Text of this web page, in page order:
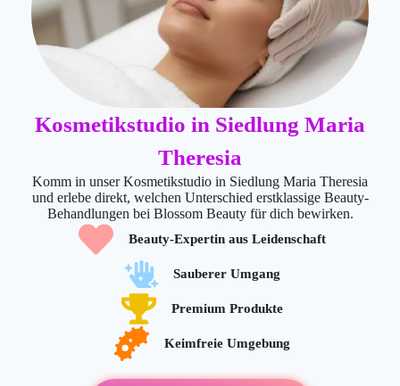
Kosmetikstudio in Siedlung Maria
Theresia
Komm in unser Kosmetikstudio in Siedlung Maria Theresia
und erlebe direkt, welchen Unterschied erstklassige Beauty-
Behandlungen bei Blossom Beauty für dich bewirken.
Beauty-Expertin aus Leidenschaft
Sauberer Umgang
Premium Produkte
Keimfreie Umgebung